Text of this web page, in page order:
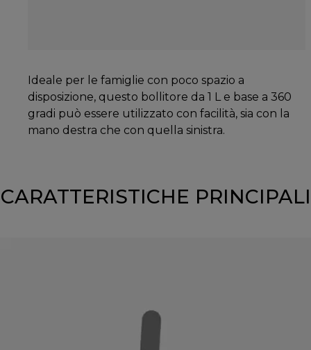
Ideale per le famiglie con poco spazio a
disposizione, questo bollitore da 1 L e base a 360
gradi può essere utilizzato con facilità, sia con la
mano destra che con quella sinistra.
CARATTERISTICHE PRINCIPALI